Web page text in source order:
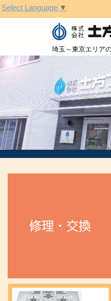
埼玉～東京エリア
Select Language ▼
修理・交換